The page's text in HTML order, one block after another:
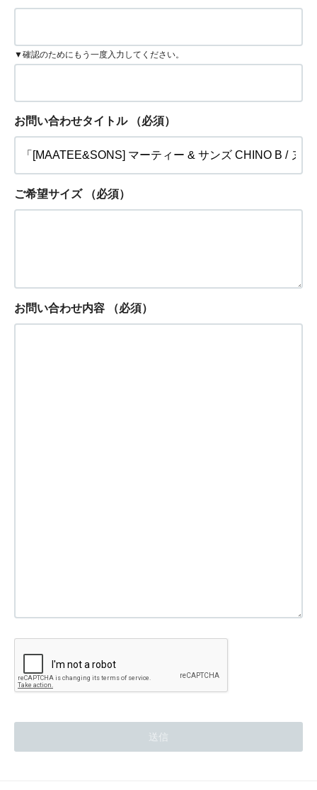
▼確認のためにもう一度入力してください。
お問い合わせタイトル （必須）
ご希望サイズ （必須）
お問い合わせ内容 （必須）